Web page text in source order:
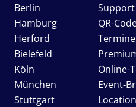
Berlin
Hamburg
Herford
Bielefeld
Köln
München
Stuttgart
Support
QR-
Online-
Event-